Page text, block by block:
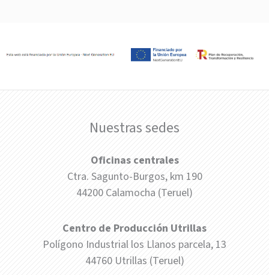
Nuestras sedes
Oficinas centrales
Ctra. Sagunto-Burgos, km 190
44200 Calamocha (Teruel)
Centro de Producción Utrillas
Polígono Industrial los Llanos parcela, 13
44760 Utrillas (Teruel)